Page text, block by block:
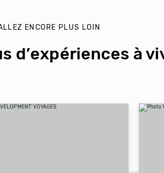
ENCORE PLUS LOIN
d’expériences à